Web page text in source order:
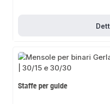
Staffe per guide